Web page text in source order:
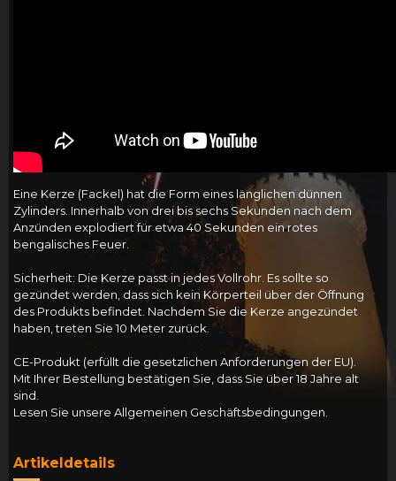
Eine Kerze (Fackel) hat die Form eines länglichen dünnen
Zylinders. Innerhalb von drei bis sechs Sekunden nach dem
Anzünden explodiert für etwa 40 Sekunden ein rotes
bengalisches Feuer.
Sicherheit: Die Kerze passt in jedes Vollrohr. Es sollte so
gezündet werden, dass sich kein Körperteil über der Öffnung
des Produkts befindet. Nachdem Sie die Kerze angezündet
haben, treten Sie 10 Meter zurück.
CE-Produkt (erfüllt die gesetzlichen Anforderungen der EU).
Mit Ihrer Bestellung bestätigen Sie, dass Sie über 18 Jahre alt
sind.
Lesen Sie unsere Allgemeinen Geschäftsbedingungen.
Artikeldetails